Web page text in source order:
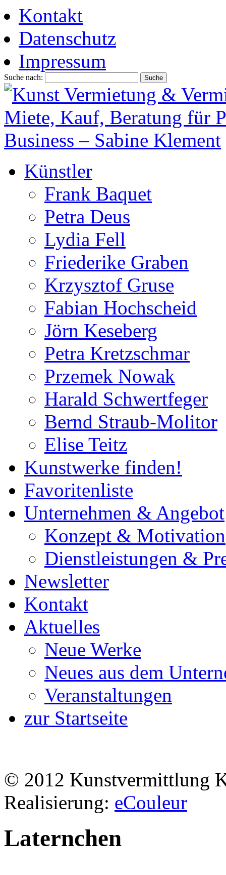
Kontakt
Datenschutz
Impressum
Suche nach:
Künstler
Frank Baquet
Petra Deus
Lydia Fell
Friederike Graben
Krzysztof Gruse
Fabian Hochscheid
Jörn Keseberg
Petra Kretzschmar
Przemek Nowak
Harald Schwertfeger
Bernd Straub-Molitor
Elise Teitz
Kunstwerke finden!
Favoritenliste
Unternehmen & Angebot
Konzept & Motivation
Dienstleistungen &
Newsletter
Kontakt
Aktuelles
Neue Werke
Neues aus dem
Veranstaltungen
zur Startseite
© 2012 Kunstvermittlung
Realisierung: eCouleur
Laternchen